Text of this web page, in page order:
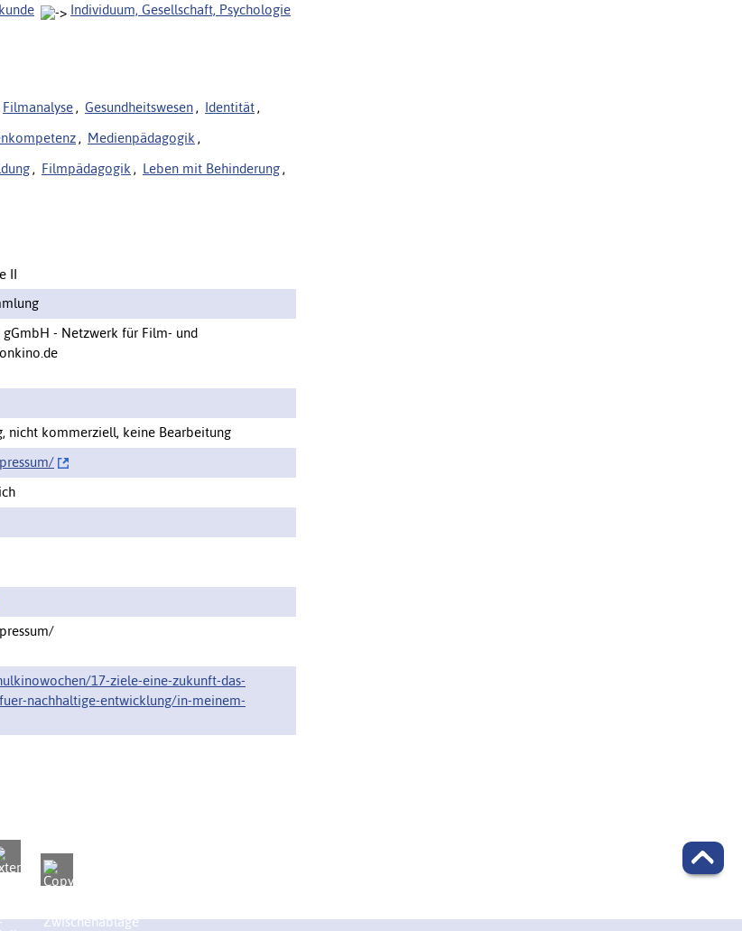
Individuum, Gesellschaft, Psychologie
Filmanalyse , Gesundheitswesen , Identität ,
, Medienpädagogik ,
, Filmpädagogik , Leben mit Behinderung ,
II
- Netzwerk für Film- und
nicht kommerziell, keine Bearbeitung
17-ziele-eine-zukunft-das-
nachhaltige-entwicklung/in-meinem-